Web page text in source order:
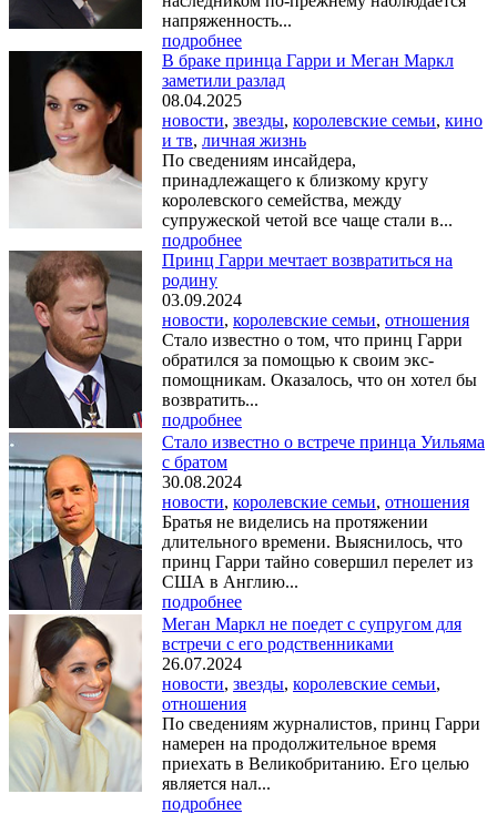
напряженность...
подробнее
В браке принца Гарри и Меган Маркл
заметили разлад
08.04.2025
новости, звезды, королевские семьи, кино
и тв, личная жизнь
По сведениям инсайдера,
принадлежащего к близкому кругу
королевского семейства, между
супружеской четой все чаще стали в...
подробнее
Принц Гарри мечтает возвратиться на
родину
03.09.2024
новости, королевские семьи, отношения
Стало известно о том, что принц Гарри
обратился за помощью к своим экс-
помощникам. Оказалось, что он хотел бы
возвратить...
подробнее
Стало известно о встрече принца Уильяма
с братом
30.08.2024
новости, королевские семьи, отношения
Братья не виделись на протяжении
длительного времени. Выяснилось, что
принц Гарри тайно совершил перелет из
США в Англию...
подробнее
Меган Маркл не поедет с супругом для
встречи с его родственниками
26.07.2024
новости, звезды, королевские семьи,
отношения
По сведениям журналистов, принц Гарри
намерен на продолжительное время
приехать в Великобританию. Его целью
является нал...
подробнее